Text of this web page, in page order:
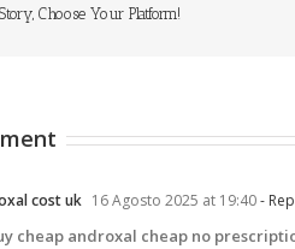
Choose Your Platform!
cost uk 16 Agosto 2025 at 19:40-
cheap androxal cheap no